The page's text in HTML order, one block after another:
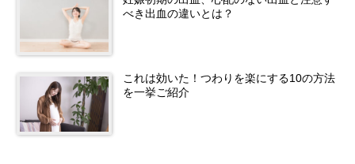
べき出血の違いとは？
これは効いた！つわりを楽にする10の方法
を一挙ご紹介